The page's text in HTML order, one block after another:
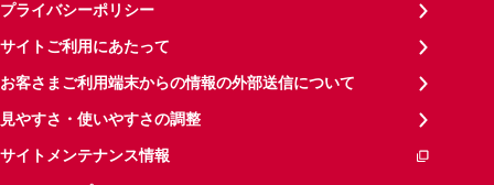
プライバシーポリシー
サイトご利用にあたって
お客さまご利用端末からの情報の外部送信について
見やすさ・使いやすさの調整
サイトメンテナンス情報